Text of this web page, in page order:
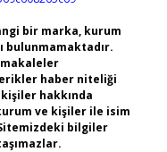
bir marka, kurum
bulunmamaktadır.
makaleler
haber niteliği
hakkında
ve kişiler ile isim
bilgiler